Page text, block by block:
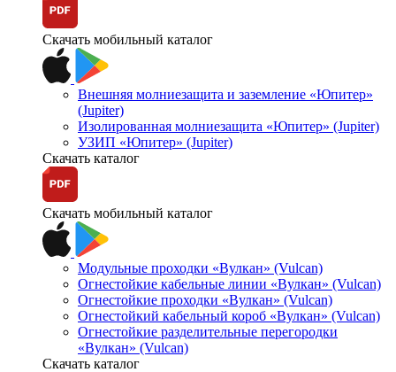
Скачать мобильный каталог
Внешняя молниезащита и заземление «Юпитер»
(Jupiter)
Изолированная молниезащита «Юпитер» (Jupiter)
УЗИП «Юпитер» (Jupiter)
Скачать каталог
Скачать мобильный каталог
Модульные проходки «Вулкан» (Vulcan)
Огнестойкие кабельные линии «Вулкан» (Vulcan)
Огнестойкие проходки «Вулкан» (Vulcan)
Огнестойкий кабельный короб «Вулкан» (Vulcan)
Огнестойкие разделительные перегородки
«Вулкан» (Vulcan)
Скачать каталог